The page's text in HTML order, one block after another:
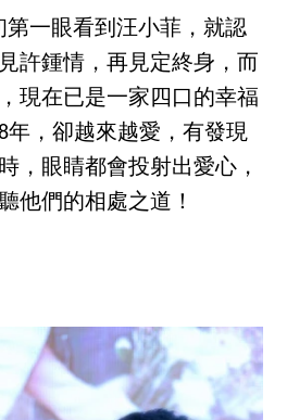
第一眼看到汪小菲，就認
許鍾情，再見定終身，而
現在已是一家四口的幸福
年，卻越來越愛，有發現
，眼睛都會投射出愛心，
他們的相處之道！